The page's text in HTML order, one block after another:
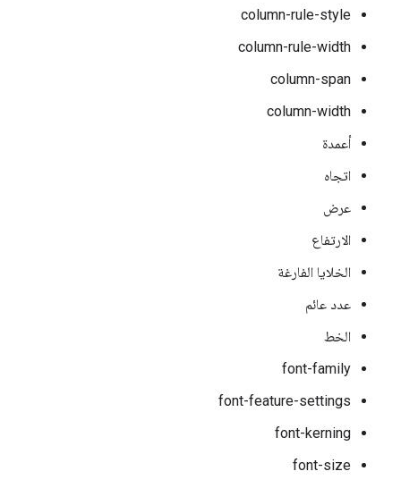
column-rule-style
column-rule-width
column-span
column-width
أعمدة
اتجاه
عرض
الارتفاع
الخلايا الفارغة
عدد عائم
الخط
font-family
font-feature-settings
font-kerning
font-size